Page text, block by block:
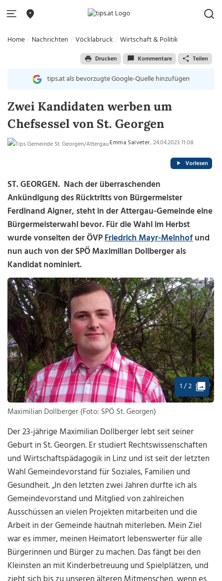
Home Nachrichten Vöcklabruck Wirtschaft & Politik
Drucken Kommentare Teilen
tips.at als bevorzugte Google-Quelle hinzufügen
Zwei Kandidaten werben um
Chefsessel von St. Georgen
Emma Salveter, 24.04.2023 11:08
Vorlesen
ST. GEORGEN. Nach der überraschenden
Ankündigung des Rücktritts von Bürgermeister
Ferdinand Aigner, steht in der Attergau-Gemeinde eine
Bürgermeisterwahl bevor. Für die Wahl im Herbst
wurde vonseiten der ÖVPFriedrich Mayr-Melnhofund
nun auch von der SPÖ Maximilian Dollberger als
Kandidat nominiert.
1 / 2
Maximilian Dollberger (Foto: SPÖ St. Georgen)
Der 23-jährige Maximilian Dollberger lebt seit seiner
Geburt in St. Georgen. Er studiert Rechtswissenschaften
und Wirtschaftspädagogik in Linz und ist seit der letzten
Wahl Gemeindevorstand für Soziales, Familien und
Gesundheit. „In den letzten zwei Jahren durfte ich als
Gemeindevorstand und Mitglied von zahlreichen
Ausschüssen an vielen Projekten mitarbeiten und die
Arbeit in der Gemeinde hautnah miterleben. Mein Ziel
war es immer, meinen Heimatort lebenswerter für alle
Bürgerinnen und Bürger zu machen. Das fängt bei den
Kleinsten an mit Kinderbetreuung und Spielplätzen, und